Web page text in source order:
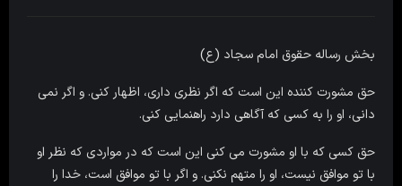
بخش رساله حقوق امام سجاد (ع)
حق مشورت کننده این است که اگر نظرى دارى، اظهار کنى. و اگر نمى
دانى، او را به کسى که آگاهى دارد راهنمایى کنی.
حق کسى که با او مشورت مى کنى این است که در مواردى که نظر او
با تو موافق نیست، او را متهم نکنی. و اگر با تو موافق است، خدا را